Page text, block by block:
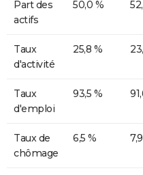
Part des
actifs
50,0 %
Taux
d'activité
25,8 %
Taux
d'emploi
93,5 %
Taux de
chômage
6,5 %